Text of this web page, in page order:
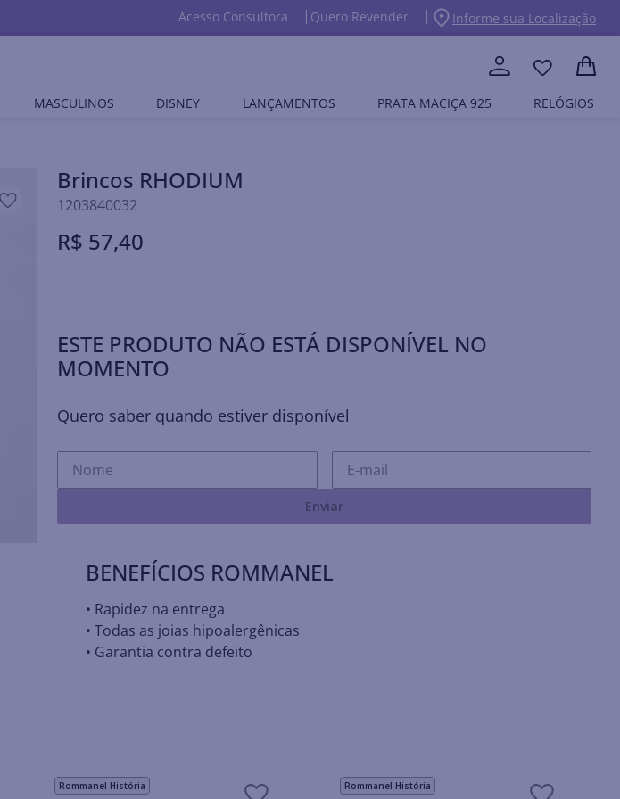
Acesso Consultora Quero Revender Informe sua Localização
MASCULINOS DISNEY LANÇAMENTOS PRATA MACIÇA 925 RELÓGIOS
Brincos RHODIUM
1203840032
R$ 57,40
ESTE PRODUTO NÃO ESTÁ DISPONÍVEL NO
MOMENTO
Quero saber quando estiver disponível
Enviar
BENEFÍCIOS ROMMANEL
• Rapidez na entrega
• Todas as joias hipoalergênicas
• Garantia contra defeito
Rommanel História Rommanel História